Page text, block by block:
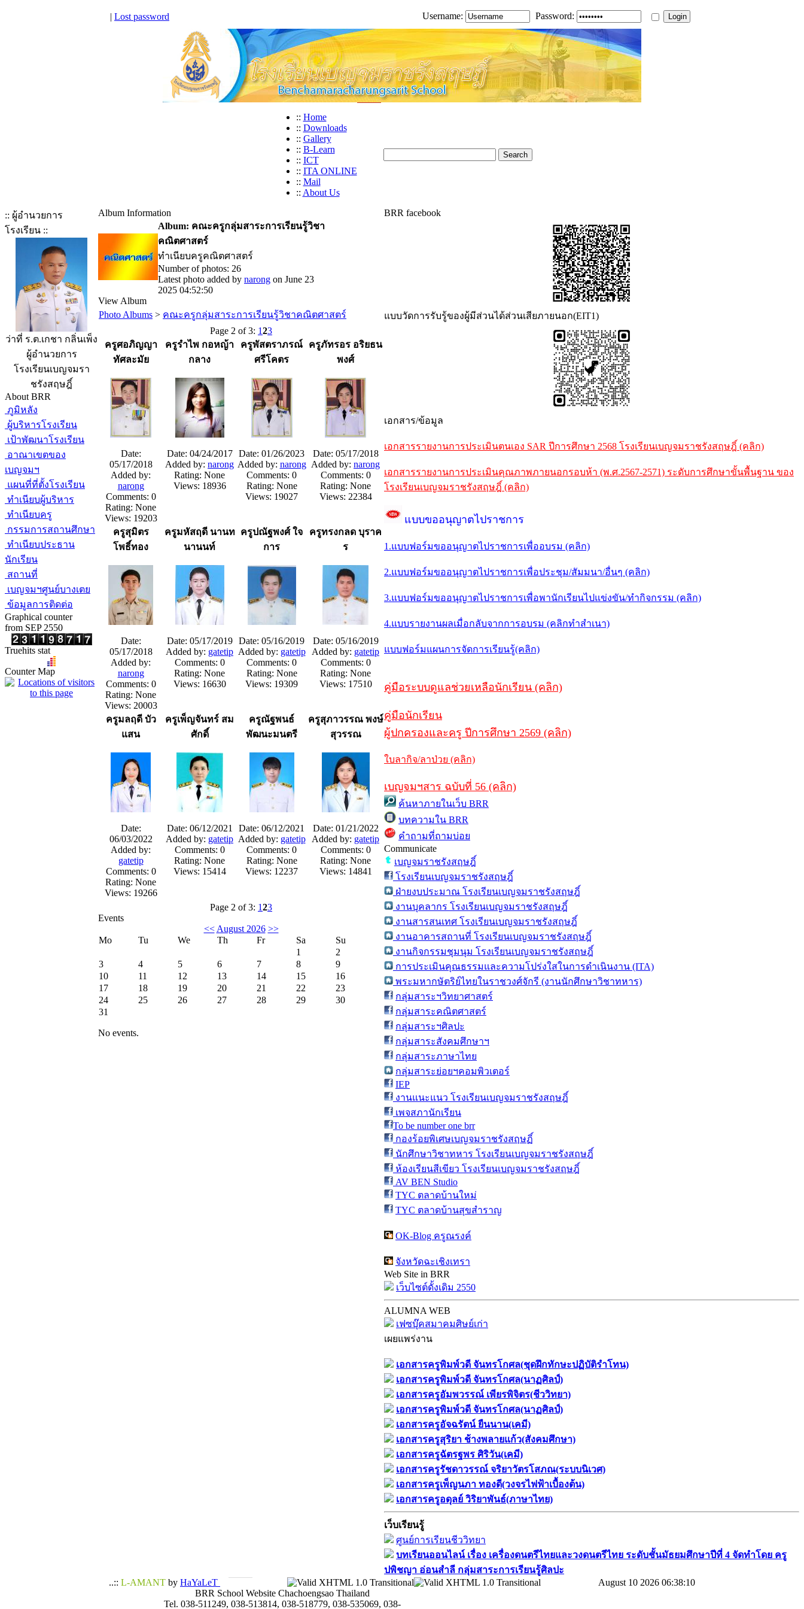
| Lost password Username: Password:
:: Home
:: Downloads
:: Gallery
:: B-Learn
:: ICT
:: ITA ONLINE
:: Mail
:: About Us
:: ผู้อำนวยการ
โรงเรียน ::
ว่าที่ ร.ต.เกชา กลิ่นเพ็ง
ผู้อำนวยการ
โรงเรียนเบญจมรา
ชรังสฤษฎิ์
About BRR
ภูมิหลัง
ผู้บริหารโรงเรียน
เป้าพัฒนาโรงเรียน
อาณาเขตของ
เบญจมฯ
แผนที่ที่ตั้งโรงเรียน
ทำเนียบผู้บริหาร
ทำเนียบครู
กรรมการสถานศึกษา
ทำเนียบประธาน
นักเรียน
สถานที่
เบญจมฯศูนย์บางเตย
ข้อมูลการติดต่อ
Graphical counter
from SEP 2550
Truehits stat
Counter Map
Album Information
Album: คณะครูกลุ่มสาระการเรียนรู้วิชา
คณิตศาสตร์
ทำเนียบครูคณิตศาสตร์
Number of photos: 26
Latest photo added by narong on June 23
2025 04:52:50
View Album
Photo Albums > คณะครูกลุ่มสาระการเรียนรู้วิชาคณิตศาสตร์
Page 2 of 3: 123
ครูศอภิญญา
ทัศละมัย
Date:
05/17/2018
Added by:
narong
Comments: 0
Rating: None
Views: 19203
ครูรำไพ กอหญ้า
กลาง
Date: 04/24/2017
Added by: narong
Rating: None
Views: 18936
ครูพัสตราภรณ์
ศรีโคตร
Date: 01/26/2023
Added by: narong
Comments: 0
Rating: None
Views: 19027
ครูภัทรอร อริยธน
พงศ์
Date: 05/17/2018
Added by: narong
Comments: 0
Rating: None
Views: 22384
ครูสุมิตร
โพธิ์ทอง
Date:
05/17/2018
Added by:
narong
Comments: 0
Rating: None
Views: 20003
ครูมหัสฤดี นานท
นานนท์
Date: 05/17/2019
Added by: gatetip
Comments: 0
Rating: None
Views: 16630
ครูปณัฐพงศ์ ใจ
การ
Date: 05/16/2019
Added by: gatetip
Comments: 0
Rating: None
Views: 19309
ครูทรงกลด บุราค
ร
Date: 05/16/2019
Added by: gatetip
Comments: 0
Rating: None
Views: 17510
ครูมลฤดี บัว
แสน
Date:
06/03/2022
Added by:
gatetip
Comments: 0
Rating: None
Views: 19266
ครูเพ็ญจันทร์ สม
ศักดิ์
Date: 06/12/2021
Added by: gatetip
Comments: 0
Rating: None
Views: 15414
ครูณัฐพนธ์
พัฒนะมนตรี
Date: 06/12/2021
Added by: gatetip
Comments: 0
Rating: None
Views: 12237
ครูสุภาวรรณ พงษ์
สุวรรณ
Date: 01/21/2022
Added by: gatetip
Comments: 0
Rating: None
Views: 14841
Page 2 of 3: 123
Events
<< August 2026 >>
Mo
Tu We Th Fr Sa
Su
1
2
3
4 5 6 7 8
9
10
11 12 13 14 15
16
17
18 19 20 21 22
23
24
25 26 27 28 29
30
31
No events.
BRR facebook
แบบวัดการรับรู้ของผู้มีส่วนได้ส่วนเสียภายนอก(EIT1)
เอกสาร/ข้อมูล
เอกสารรายงานการประเมินตนเอง SAR ปีการศึกษา 2568 โรงเรียนเบญจมราชรังสฤษฎิ์ (คลิก)
เอกสารรายงานการประเมินคุณภาพภายนอกรอบห้า (พ.ศ.2567-2571) ระดับการศึกษาขั้นพื้นฐาน ของ
โรงเรียนเบญจมราชรังสฤษฎิ์ (คลิก)
แบบขออนุญาตไปราชการ
1.แบบฟอร์มขออนุญาตไปราชการเพื่ออบรม (คลิก)
2.แบบฟอร์มขออนุญาตไปราชการเพื่อประชุม/สัมมนา/อื่นๆ (คลิก)
3.แบบฟอร์มขออนุญาตไปราชการเพื่อพานักเรียนไปแข่งขัน/ทำกิจกรรม (คลิก)
4.แบบรายงานผลเมื่อกลับจากการอบรม (คลิกทำสำเนา)
แบบฟอร์มแผนการจัดการเรียนรู้(คลิก)
คู่มือระบบดูแลช่วยเหลือนักเรียน (คลิก)
คู่มือนักเรียน
ผู้ปกครองและครู ปีการศึกษา 2569 (คลิก)
ใบลากิจ/ลาป่วย (คลิก)
เบญจมฯสาร ฉบับที่ 56 (คลิก)
ค้นหาภายในเว็บ BRR
บทความใน BRR
คำถามที่ถามบ่อย
Communicate
เบญจมราชรังสฤษฎิ์
โรงเรียนเบญจมราชรังสฤษฎิ์
ฝ่ายงบประมาณ โรงเรียนเบญจมราชรังสฤษฎิ์
งานบุคลากร โรงเรียนเบญจมราชรังสฤษฎิ์
งานสารสนเทศ โรงเรียนเบญจมราชรังสฤษฎิ์
งานอาคารสถานที่ โรงเรียนเบญจมราชรังสฤษฎิ์
งานกิจกรรมชุมนุม โรงเรียนเบญจมราชรังสฤษฎิ์
การประเมินคุณธรรมและความโปร่งใสในการดำเนินงาน (ITA)
พระมหากษัตริย์ไทยในราชวงศ์จักรี (งานนักศึกษาวิชาทหาร)
กลุ่มสาระฯวิทยาศาสตร์
กลุ่มสาระคณิตศาสตร์
กลุ่มสาระฯศิลปะ
กลุ่มสาระสังคมศึกษาฯ
กลุ่มสาระภาษาไทย
กลุ่มสาระย่อยฯคอมพิวเตอร์
IEP
งานแนะแนว โรงเรียนเบญจมราชรังสฤษฎิ์
เพจสภานักเรียน
To be number one brr
กองร้อยพิเศษเบญจมราชรังสฤษฏิ์
นักศึกษาวิชาทหาร โรงเรียนเบญจมราชรังสฤษฎิ์
ห้องเรียนสีเขียว โรงเรียนเบญจมราชรังสฤษฎิ์
AV BEN Studio
TYC ตลาดบ้านใหม่
TYC ตลาดบ้านสุขสำราญ
OK-Blog ครูณรงค์
จังหวัดฉะเชิงเทรา
Web Site in BRR
เว็บไซต์ดั้งเดิม 2550
ALUMNA WEB
เฟซบุ๊คสมาคมศิษย์เก่า
เผยแพร่งาน
เอกสารครูพิมพ์วดี จันทรโกศล(ชุดฝึกทักษะปฏิบัติรำโทน)
เอกสารครูพิมพ์วดี จันทรโกศล(นาฏศิลป์)
เอกสารครูอัมพวรรณ์ เพียรพิจิตร(ชีววิทยา)
เอกสารครูพิมพ์วดี จันทรโกศล(นาฏศิลป์)
เอกสารครูอัจฉรัตน์ ยืนนาน(เคมี)
เอกสารครูสุริยา ช้างพลายแก้ว(สังคมศึกษา)
เอกสารครูฉัตรฐพร ศิริวัน(เคมี)
เอกสารครูรัชดาวรรณ์ จริยาวัตรโสภณ(ระบบนิเวศ)
เอกสารครูเพ็ญนภา ทองดี(วงจรไฟฟ้าเบื้องต้น)
เอกสารครูอดุลย์ วิริยาพันธ์(ภาษาไทย)
เว็บเรียนรู้
ศูนย์การเรียนชีววิทยา
บทเรียนออนไลน์​ เรื่อง​ เครื่องดนตรีไทยและวงดนตรีไทย​ ระดับชั้นมัธยมศึกษาปีที่​ 4​ จัดทำโดย​ ครู
ปพิชญา​ อ่อนสำลี​ กลุ่มสาระการเรียนรู้ศิลปะ
..:: L-AMANT by HaYaLeT
August 10 2026 06:38:10
BRR School Website Chachoengsao Thailand
Tel. 038-511249, 038-513814, 038-518779, 038-535069, 038-